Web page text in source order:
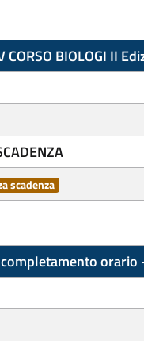
CORSO BIOLOGI II
scadenza